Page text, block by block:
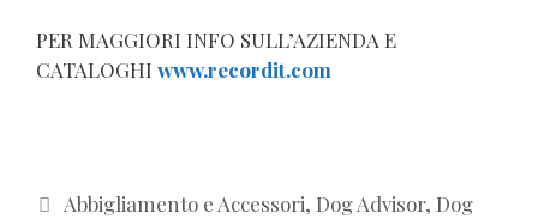
PER MAGGIORI INFO SULL’AZIENDA E
CATALOGHI www.recordit.com
Categorie
Abbigliamento e Accessori, Dog Advisor, Dog